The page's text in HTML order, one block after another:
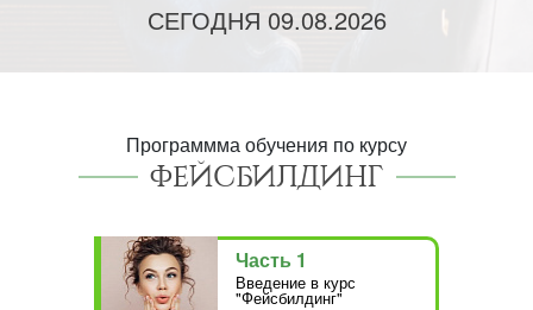
СЕГОДНЯ 09.08.2026
Программма обучения по курсу
ФЕЙСБИЛДИНГ
Часть 1
Введение в курс
"Фейсбилдинг"